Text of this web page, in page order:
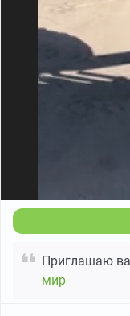
Приглашаю
мир